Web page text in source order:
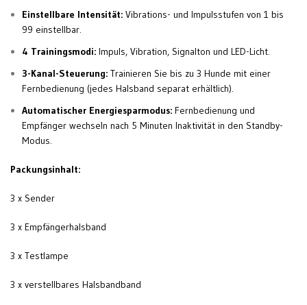
Einstellbare Intensität: Vibrations- und Impulsstufen von 1 bis
99 einstellbar.
4 Trainingsmodi: Impuls, Vibration, Signalton und LED-Licht.
3-Kanal-Steuerung: Trainieren Sie bis zu 3 Hunde mit einer
Fernbedienung (jedes Halsband separat erhältlich).
Automatischer Energiesparmodus: Fernbedienung und
Empfänger wechseln nach 5 Minuten Inaktivität in den Standby-
Modus.
Packungsinhalt:
3 x Sender
3 x Empfängerhalsband
3 x Testlampe
3 x verstellbares Halsbandband